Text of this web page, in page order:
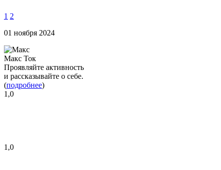
1 2
01 ноября 2024
Макс Ток
Проявляйте активность
и рассказывайте о себе.
(подробнее)
1,0
1,0